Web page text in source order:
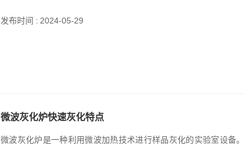
发布时间 : 2024-05-29
微波灰化炉快速灰化特点
微波灰化炉是一种利用微波加热技术进行样品灰化的实验室设备